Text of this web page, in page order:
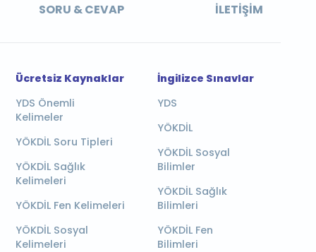
SORU & CEVAP İLETIŞIM
Ücretsiz Kaynaklar
YDS Önemli
Kelimeler
YÖKDİL Soru Tipleri
YÖKDİL Sağlık
Kelimeleri
YÖKDİL Fen Kelimeleri
YÖKDİL Sosyal
Kelimeleri
İngilizce Sınavlar
YDS
YÖKDİL
YÖKDİL Sosyal
Bilimler
YÖKDİL Sağlık
Bilimleri
YÖKDİL Fen
Bilimleri